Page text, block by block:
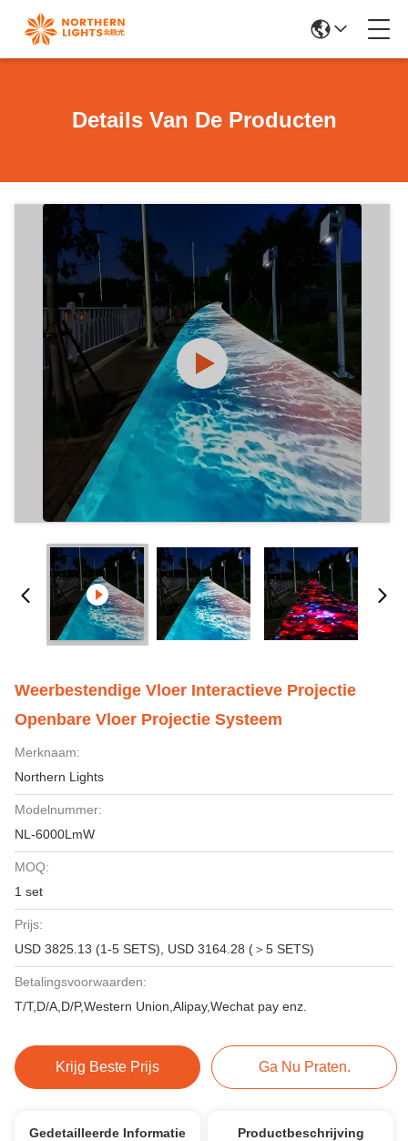
Details Van De Producten
Weerbestendige Vloer Interactieve Projectie
Openbare Vloer Projectie Systeem
Merknaam:
Northern Lights
Modelnummer:
NL-6000LmW
MOQ:
1 set
Prijs:
USD 3825.13 (1-5 SETS), USD 3164.28 (＞5 SETS)
Betalingsvoorwaarden:
T/T,D/A,D/P,Western Union,Alipay,Wechat pay enz.
Krijg Beste Prijs Ga Nu Praten.
Gedetailleerde Informatie Productbeschrijving